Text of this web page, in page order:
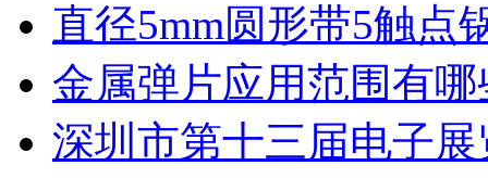
直径5mm圆形带5触点
金属弹片应用范围有哪
深圳市第十三届电子展